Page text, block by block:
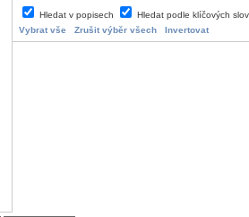
Hledat v popisech
Hledat podle klíčových
Vybrat vše
Zrušit výběr všech Invertovat